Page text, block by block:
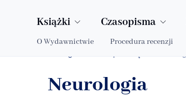
Książki Czasopisma
O Wydawnictwie Procedura recenzji
Neurologia